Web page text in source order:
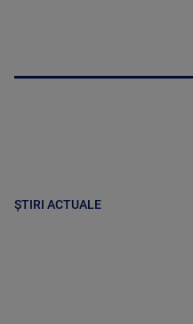
ȘTIRI ACTUALE